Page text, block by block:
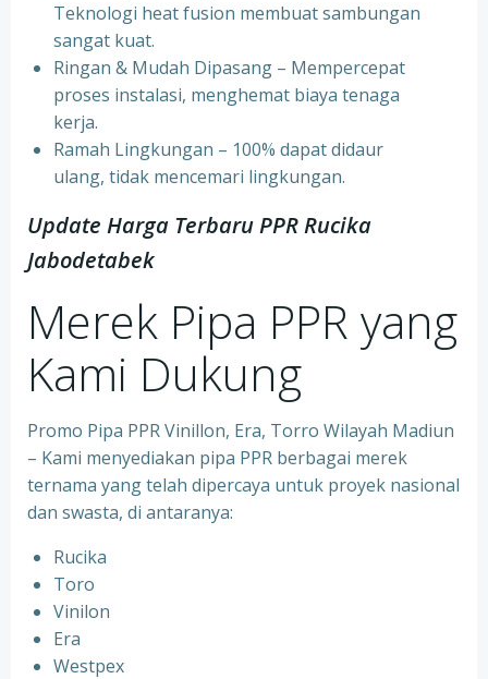
Teknologi heat fusion membuat sambungan
sangat kuat.
⁠Ringan & Mudah Dipasang – Mempercepat
proses instalasi, menghemat biaya tenaga
kerja.
⁠Ramah Lingkungan – 100% dapat didaur
ulang, tidak mencemari lingkungan.
Update Harga Terbaru PPR Rucika
Jabodetabek
Merek Pipa PPR yang
Kami Dukung
Promo Pipa PPR Vinillon, Era, Torro Wilayah Madiun
– Kami menyediakan pipa PPR berbagai merek
ternama yang telah dipercaya untuk proyek nasional
dan swasta, di antaranya:
Rucika
⁠Toro
⁠Vinilon
⁠Era
⁠Westpex